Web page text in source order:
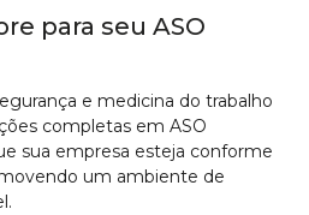
para seu ASO
e medicina do trabalho
completas em ASO
sua empresa esteja conforme
um ambiente de